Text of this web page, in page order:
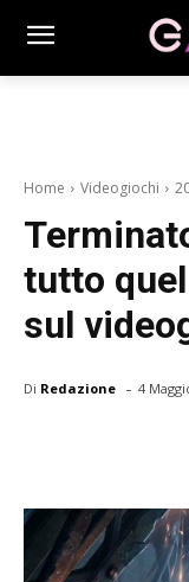
Home Videogiochi
tutto quel
sul
Di Redazione - 4